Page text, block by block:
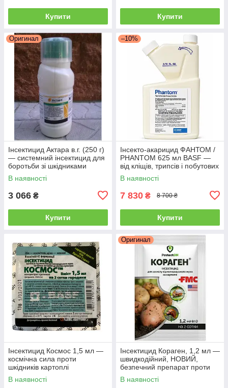
Купити Купити
Оригинал
Інсектицид Актара в.г. (250 г)
— системний інсектицид для
боротьби зі шкідниками
овочів і саду
В наявності
3 066 ₴
Купити
–10%
Інсекто-акарицид ФАНТОМ /
PHANTOM 625 мл BASF —
від кліщів, трипсів і побутових
шкідників
В наявності
7 830 ₴ 8 700 ₴
Купити
Інсектицид Космос 1,5 мл —
космічна сила проти
шкідників картоплі
(колорадський жук, дрот, тля)
В наявності
Оригинал
Інсектицид Кораген, 1,2 мл —
швидкодійний, НОВИЙ,
безпечний препарат проти
плодорубки та коларадського
жука
В наявності